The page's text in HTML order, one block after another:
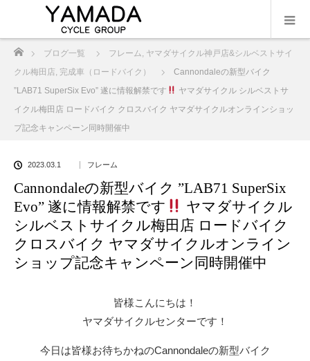
ブログ一覧 フレーム, ヤマダサイクル神戸店&シルベストサイ
クル梅田店, 完成車（ロードバイク）
Cannondaleの新型バイク
”LAB71 SuperSix Evo” 遂に情報解禁です
ヤマダサイクル シルベストサ
イクル梅田店 ロードバイク クロスバイク ヤマダサイクルオンラインショッ
プ記念キャンペーン同時開催中
2023.03.1 フレーム
Cannondaleの新型バイク ”LAB71 SuperSix
Evo” 遂に情報解禁です
ヤマダサイクル
シルベストサイクル梅田店 ロードバイク
クロスバイク ヤマダサイクルオンライン
ショップ記念キャンペーン同時開催中
皆様こんにちは！
ヤマダサイクルセンターです！
今日は皆様お待ちかねのCannondaleの新型バイク